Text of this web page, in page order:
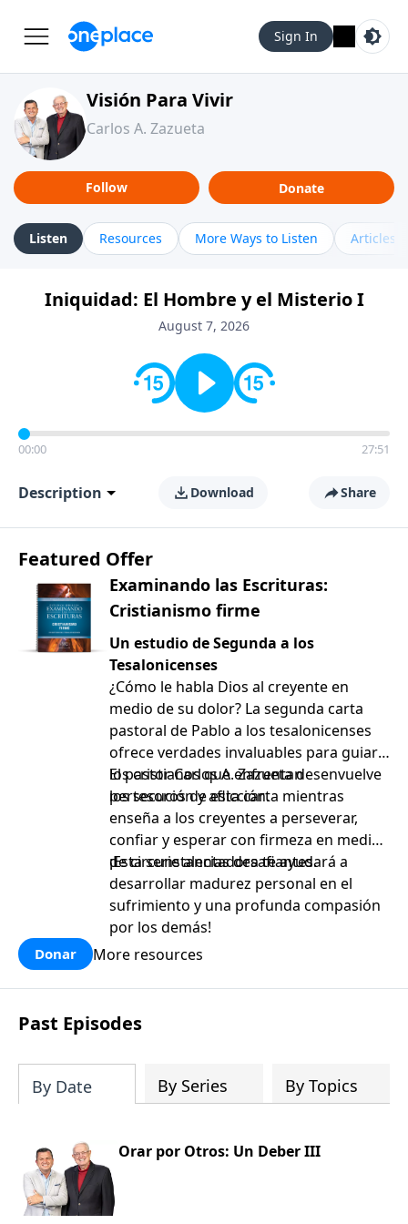
Sign In
Visión Para Vivir
Carlos A. Zazueta
Follow Donate
Listen Resources More Ways to Listen Articles
Iniquidad: El Hombre y el Misterio I
August 7, 2026
00:00 27:51
Description Download Share
Featured Offer
Examinando las Escrituras:
Cristianismo firme
Un estudio de Segunda a los
Tesalonicenses
¿Cómo le habla Dios al creyente en
medio de su dolor? La segunda carta
pastoral de Pablo a los tesalonicenses
ofrece verdades invaluables para guiar a
los cristianos que enfrentan
persecución y aflicción.
El pastor Carlos A. Zazueta desenvuelve
los tesoros de esta carta mientras
enseña a los creyentes a perseverar,
confiar y esperar con firmeza en medio
de circunstancias desafiantes.
¡Esta serie alentadora te ayudará a
desarrollar madurez personal en el
sufrimiento y una profunda compasión
por los demás!
Donar More resources
Past Episodes
By Date By Series By Topics
Orar por Otros: Un Deber III